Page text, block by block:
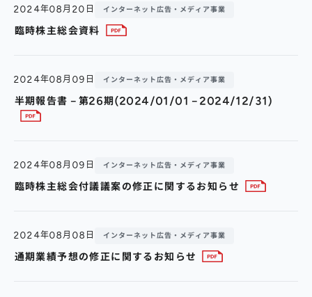
2024年08月20日 インターネット広告・メディア事業
臨時株主総会資料
2024年08月09日 インターネット広告・メディア事業
半期報告書－第26期(2024/01/01－2024/12/31)
2024年08月09日 インターネット広告・メディア事業
臨時株主総会付議議案の修正に関するお知らせ
2024年08月08日 インターネット広告・メディア事業
通期業績予想の修正に関するお知らせ